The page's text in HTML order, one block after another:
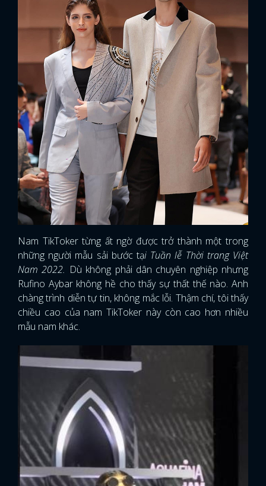
Nam TikToker từng ất ngờ được trở thành một trong
những người mẫu sải bước tại Tuần lễ Thời trang Việt
Nam 2022. Dù không phải dân chuyên nghiệp nhưng
Rufino Aybar không hề cho thấy sự thất thế nào. Anh
chàng trình diễn tự tin, không mắc lỗi. Thậm chí, tôi thấy
chiều cao của nam TikToker này còn cao hơn nhiều
mẫu nam khác.